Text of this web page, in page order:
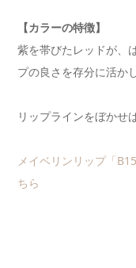
【カラーの特徴】
紫を帯びたレッドが、
プの良さを存分に活か
リップラインをぼか
メイベリンリップ「
ちら